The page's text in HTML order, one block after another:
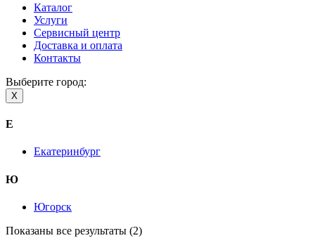
Каталог
Услуги
Сервисный центр
Доставка и оплата
Контакты
Выберите город:
X
Е
Екатеринбург
Ю
Югорск
Показаны все результаты (2)